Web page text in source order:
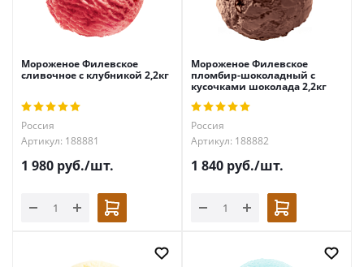
Мороженое Филевское
сливочное с клубникой 2,2кг
Россия
Артикул: 188881
1 980 руб./шт.
Мороженое Филевское
пломбир-шоколадный с
кусочками шоколада 2,2кг
Россия
Артикул: 188882
1 840 руб./шт.